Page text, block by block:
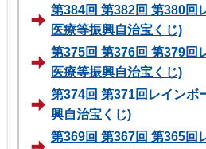
第384回 第382回 第380回
医療等振興自治宝くじ)
第375回 第376回 第379回
医療等振興自治宝くじ)
第374回 第371回レインボ
興自治宝くじ)
第369回 第367回 第365回